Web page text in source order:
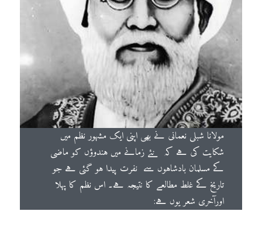
مولانا شبلی نعمانی نے بھی اپنی ایک مشہور نظم میں
شکایت کی ہے کہ نئے زمانے میں ہندوؤں کو ماضی
کے مسلمان بادشاہوں سے نفرت پیدا ہو گئی ہے جو
تاریخ کے غلط مطالعے کا نتیجہ ہے۔ اس نظم کا پہلا
اورآخری شعر یوں ہے: